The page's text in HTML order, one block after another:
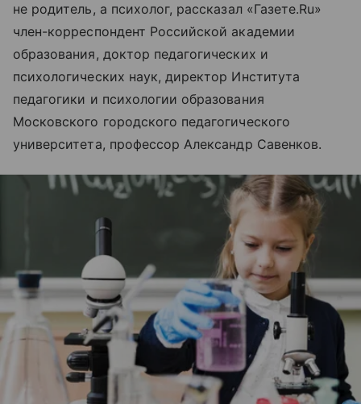
не родитель, а психолог, рассказал «Газете.Ru»
член-корреспондент Российской академии
образования, доктор педагогических и
психологических наук, директор Института
педагогики и психологии образования
Московского городского педагогического
университета, профессор Александр Савенков.